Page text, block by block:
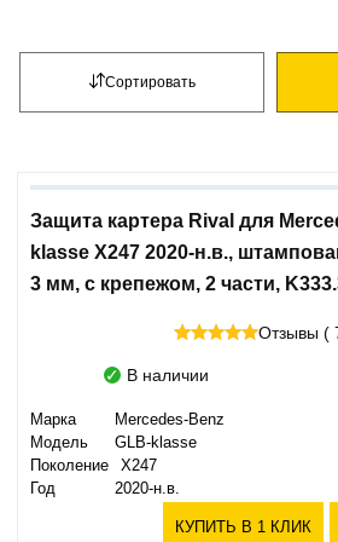
Сортировать
Защита картера Rival для
klasse X247 2020-н.в.,
3 мм, с крепежом, 2 части,
Отзывы (
В наличии
Марка
Mercedes-Benz
Модель
GLB-klasse
Поколение
X247
Год
2020-н.в.
КУПИТЬ В 1 КЛИК